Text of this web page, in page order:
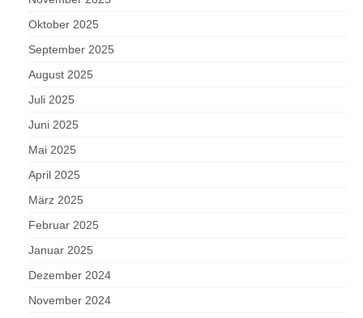
Oktober 2025
September 2025
August 2025
Juli 2025
Juni 2025
Mai 2025
April 2025
März 2025
Februar 2025
Januar 2025
Dezember 2024
November 2024